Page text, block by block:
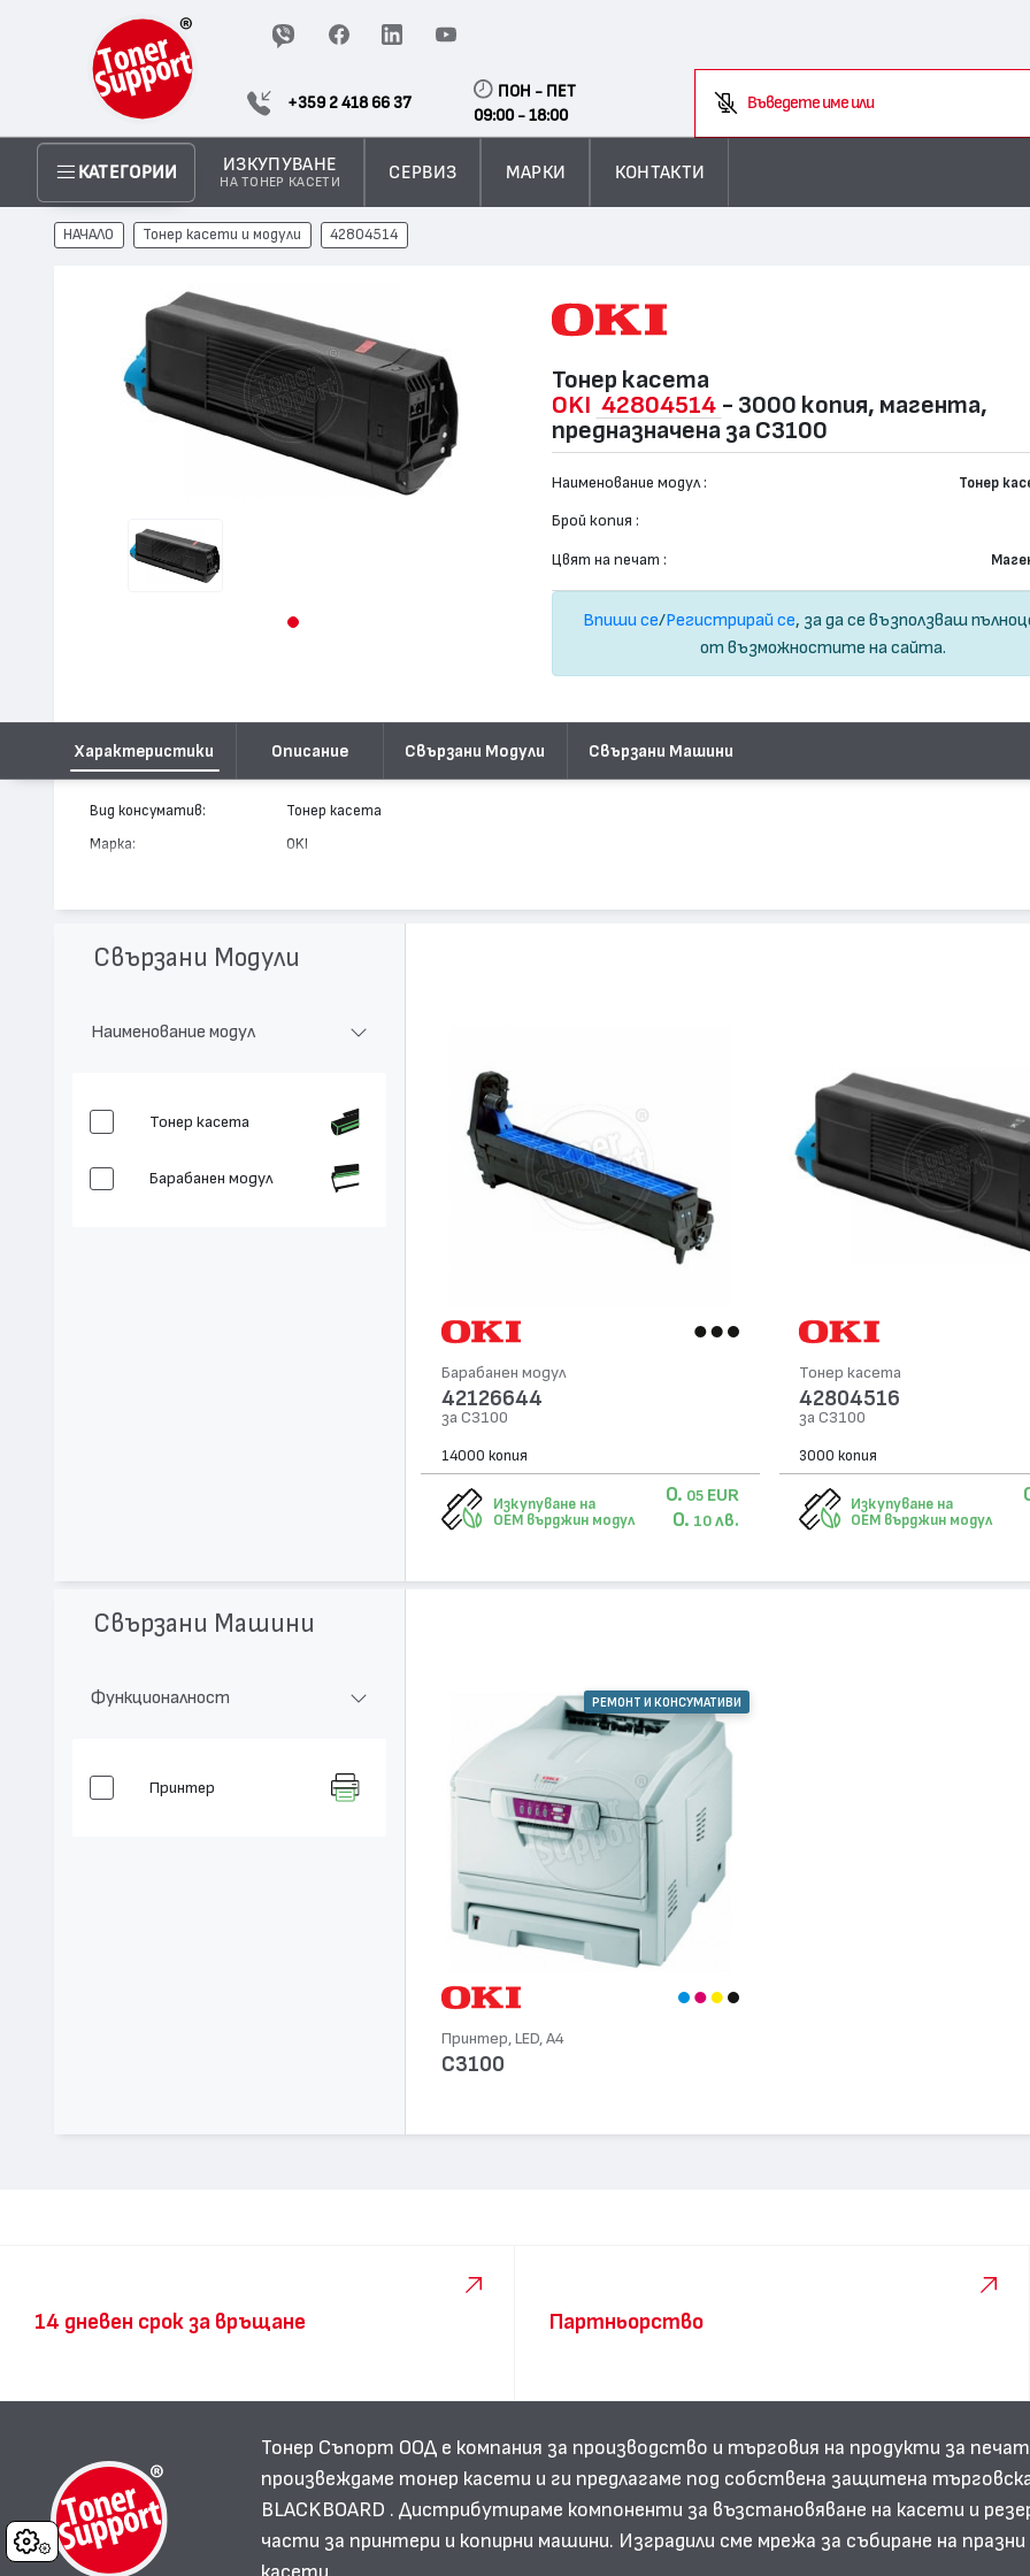
Cookies
+359 2 418 66 37
ПОН - ПЕТ
09:00 - 18:00
Въведете име или код на
КАТЕГОРИИ ИЗКУПУВАНЕ
НА ТОНЕР КАСЕТИ
СЕРВИЗ МАРКИ КОНТАКТИ
НАЧАЛО Тонер касети и модули 42804514
Тонер касета
OKI 42804514 - 3000 копия, магента,
предназначена за C3100
Наименование модул : Тонер
Брой копия :
Цвят на печат :
Впиши се/Регистрирай се, за да се възползваш
от възможностите на сайта.
Характеристики Описание Свързани Модули Свързани Машини
Вид консуматив: Тонер касета
Марка: OKI
Цвят: Магента
Капацитет:
Свързани Модули
Наименование модул
Тонер касета
Барабанен модул
Барабанен модул
42126644
за C3100
14000 копия
Изкупуване на
OEM върджин модул
0. 05 EUR
0. 10 лв.
Тонер касета
42804516
за C3100
3000 копия
Изкупуване на
OEM върджин модул
Свързани Машини
Функционалност
Принтер
РЕМОНТ И КОНСУМАТИВИ
Принтер, LED, А4
C3100
14 дневен срок за връщане Партньорство
Тонер Съпорт ООД е компания за производство и търговия на продукти за
произвеждаме тонер касети и ги предлагаме под собствена защитена
BLACKBOARD . Дистрибутираме компоненти за възстановяване на касети и
части за принтери и копирни машини. Изградили сме мрежа за събиране на